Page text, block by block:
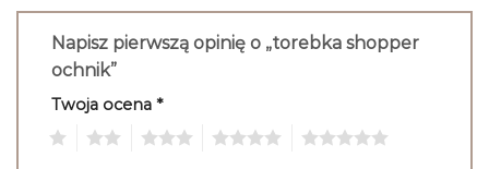
Napisz pierwszą opinię o „torebka shopper
ochnik”
Twoja ocena *